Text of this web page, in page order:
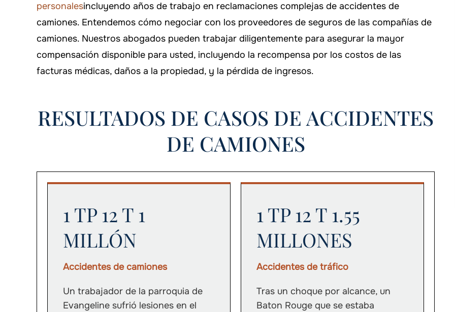
personalesincluyendo años de trabajo en reclamaciones complejas de accidentes de
camiones. Entendemos cómo negociar con los proveedores de seguros de las compañías de
camiones. Nuestros abogados pueden trabajar diligentemente para asegurar la mayor
compensación disponible para usted, incluyendo la recompensa por los costos de las
facturas médicas, daños a la propiedad, y la pérdida de ingresos.
RESULTADOS DE CASOS DE ACCIDENTES
DE CAMIONES
1 TP 12 T 1
MILLÓN
Accidentes de camiones
Un trabajador de la parroquia de
Evangeline sufrió lesiones en el
1 TP 12 T 1.55
MILLONES
Accidentes de tráfico
Tras un choque por alcance, un
Baton Rouge que se estaba
$500,000 $550,000
1 TP 12 T 1 MILLÓN
Camiones accidentados